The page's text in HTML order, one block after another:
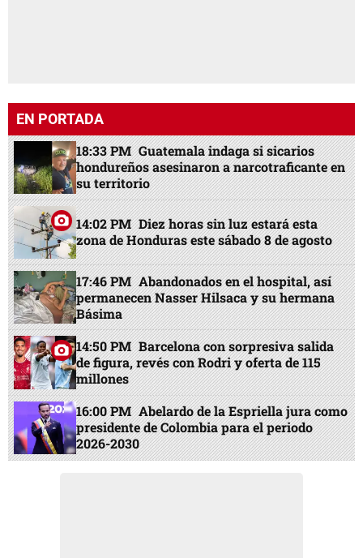
EN PORTADA
18:33 PM Guatemala indaga si sicarios
hondureños asesinaron a narcotraficante en
su territorio
14:02 PM Diez horas sin luz estará esta
zona de Honduras este sábado 8 de agosto
17:46 PM Abandonados en el hospital, así
permanecen Nasser Hilsaca y su hermana
Básima
14:50 PM Barcelona con sorpresiva salida
de figura, revés con Rodri y oferta de 115
millones
16:00 PM Abelardo de la Espriella jura como
presidente de Colombia para el periodo
2026-2030